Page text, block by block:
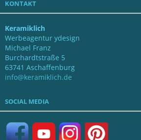
KONTAKT
Keramiklich
Werbeagentur ydesign
Michael Franz
Burchardtstraße 5
63741 Aschaffenburg
info@keramiklich.de
SOCIAL MEDIA